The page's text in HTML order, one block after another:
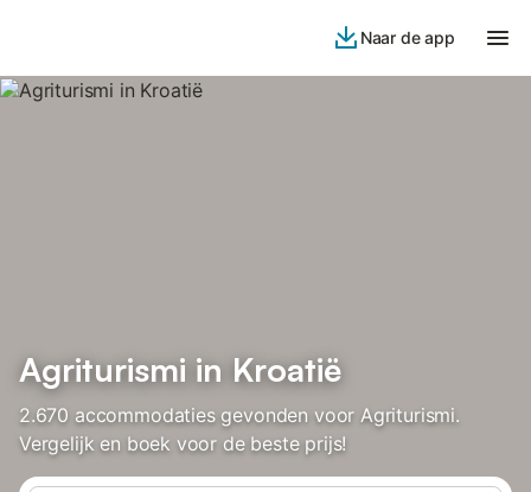
Naar de app
Agriturismi in Kroatië
2.670 accommodaties gevonden voor Agriturismi.
Vergelijk en boek voor de beste prijs!